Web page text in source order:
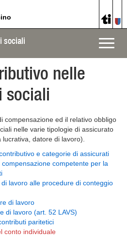
Toggle
sociali
nelle
sociali
compensazione ed il relativo obbligo
nelle varie tipologie di assicurato
datore di lavoro).
e categorie di assicurati
competente per la
lavoro alle procedure di conteggio
di lavoro
di lavoro (art. 52 LAVS)
paritetici
conto individuale